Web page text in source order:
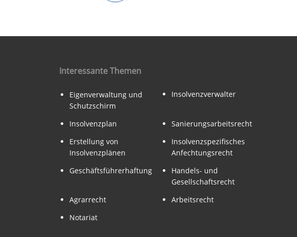
Interessante Themen
Eigenverwaltung und
Schutzschirm
Insolvenzverwalter
Insolvenzplan
Sanierungsarbeitsrecht
Erstellung von
Insolvenzplänen
Insolvenzspezifisches
Anfechtungsrecht
Geschäftsführerhaftung
Handels- und
Gesellschaftsrecht
Agrarrecht
Arbeitsrecht
Notariat